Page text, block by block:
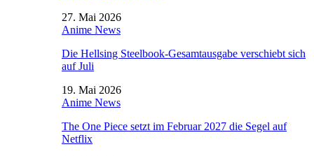
27. Mai 2026
Anime News
Die Hellsing Steelbook-Gesamtausgabe verschiebt sich
auf Juli
19. Mai 2026
Anime News
The One Piece setzt im Februar 2027 die Segel auf
Netflix